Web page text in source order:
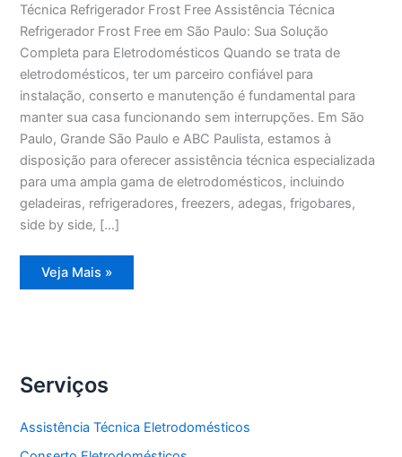
Técnica Refrigerador Frost Free Assistência Técnica
Refrigerador Frost Free em São Paulo: Sua Solução
Completa para Eletrodomésticos Quando se trata de
eletrodomésticos, ter um parceiro confiável para
instalação, conserto e manutenção é fundamental para
manter sua casa funcionando sem interrupções. Em São
Paulo, Grande São Paulo e ABC Paulista, estamos à
disposição para oferecer assistência técnica especializada
para uma ampla gama de eletrodomésticos, incluindo
geladeiras, refrigeradores, freezers, adegas, frigobares,
side by side, […]
Assistência
Técnica
Veja Mais »
Serviços
Assistência Técnica Eletrodomésticos